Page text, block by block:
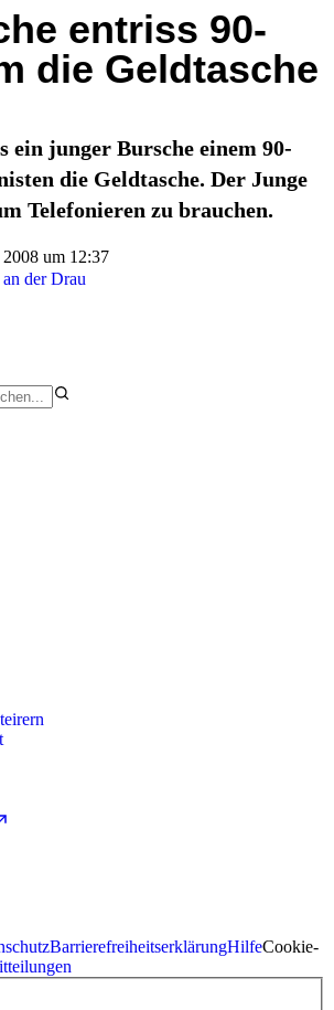
entriss 90-
die Geldtasche
ein junger Bursche einem 90-
die Geldtasche. Der Junge
Telefonieren zu brauchen.
2008 um 12:37
der Drau
BarrierefreiheitserklärungHilfeCookie-